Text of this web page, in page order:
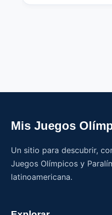
Mis Juegos
Un sitio para descubrir,
Juegos Olímpicos y
latinoamericana.